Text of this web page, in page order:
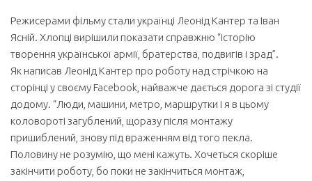
Режисерами фільму стали українці Леонід Кантер та Іван
Ясній. Хлопці вирішили показати справжню “історію
творення української армії, братерства, подвигів і зрад”.
Як написав Леонід Кантер про роботу над стрічкою на
сторінці у своєму Facebook, найважче дається дорога зі студії
додому. “Люди, машини, метро, маршрутки і я в цьому
коловороті загублений, щоразу після монтажу
пришиблений, знову під враженням від того пекла.
Половину не розумію, що мені кажуть. Хочеться скоріше
закінчити роботу, бо поки не закінчиться монтаж,